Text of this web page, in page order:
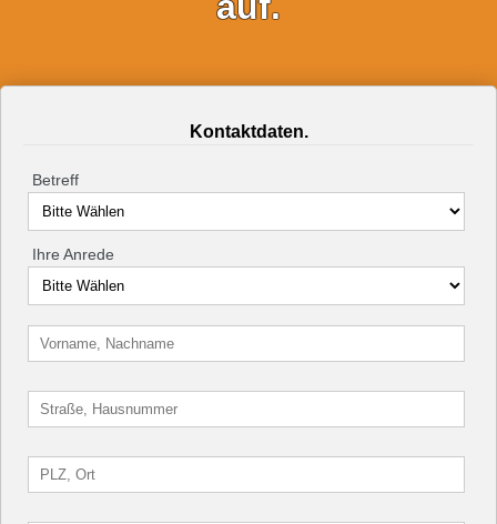
Kontaktdaten.
Betreff
Ihre Anrede